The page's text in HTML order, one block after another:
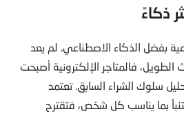
بفضل الذكاء الاصطناعي. لم يعد
فالمتاجر الإلكترونية أصبحت
سلوك الشراء السابق. تعتمد
بما يناسب كل شخص، فتقترح